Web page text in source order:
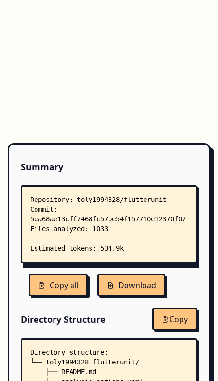
Summary
Copy all Download
Directory Structure Copy
Directory structure:
└── toly1994328-flutterunit/
    ├── README.md